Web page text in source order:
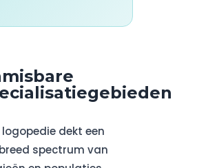
dekt een
spectrum van